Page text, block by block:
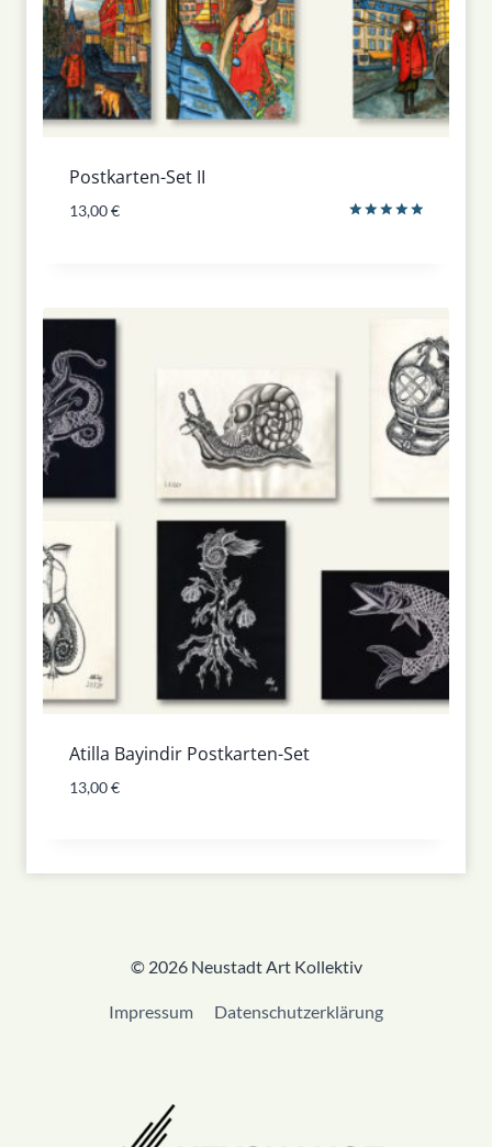
Postkarten-Set II
13,00€
Atilla Bayindir Postkarten-Set
13,00€
© 2026 Neustadt Art Kollektiv
Impressum Datenschutzerklärung